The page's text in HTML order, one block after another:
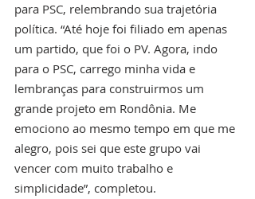
para PSC, relembrando sua trajetória
política. “Até hoje foi filiado em apenas
um partido, que foi o PV. Agora, indo
para o PSC, carrego minha vida e
lembranças para construirmos um
grande projeto em Rondônia. Me
emociono ao mesmo tempo em que me
alegro, pois sei que este grupo vai
vencer com muito trabalho e
simplicidade”, completou.